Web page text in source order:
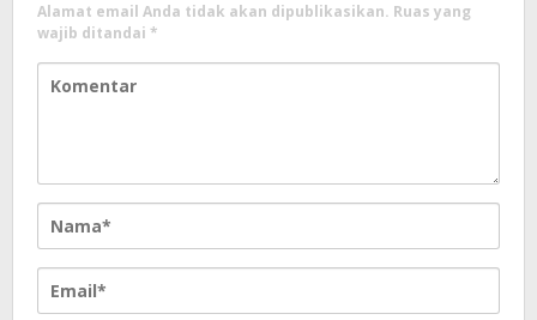
Alamat email Anda tidak akan dipublikasikan. Ruas yang
wajib ditandai *